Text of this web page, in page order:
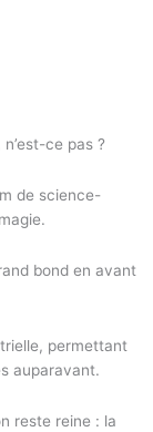
ce pas ?
de science-
bond en avant
permettant
auparavant.
reste reine : la